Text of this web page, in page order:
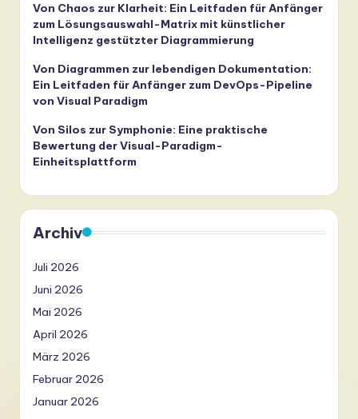
Von Chaos zur Klarheit: Ein Leitfaden für Anfänger
zum Lösungsauswahl-Matrix mit künstlicher
Intelligenz gestützter Diagrammierung
Von Diagrammen zur lebendigen Dokumentation:
Ein Leitfaden für Anfänger zum DevOps-Pipeline
von Visual Paradigm
Von Silos zur Symphonie: Eine praktische
Bewertung der Visual-Paradigm-
Einheitsplattform
Archiv
Juli 2026
Juni 2026
Mai 2026
April 2026
März 2026
Februar 2026
Januar 2026